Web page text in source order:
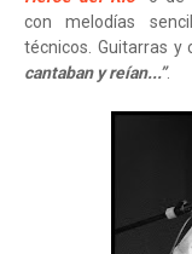
con melodías
técnicos. Guitarras y
cantaban y reían...”.